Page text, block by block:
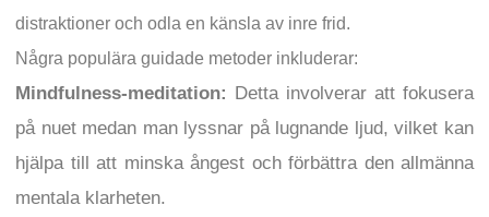
distraktioner och odla en känsla av inre frid.
Några populära guidade metoder inkluderar:
Mindfulness-meditation: Detta involverar att fokusera
på nuet medan man lyssnar på lugnande ljud, vilket kan
hjälpa till att minska ångest och förbättra den allmänna
mentala klarheten.